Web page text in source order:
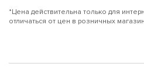
*Цена действительна только для
отличаться от цен в розничных